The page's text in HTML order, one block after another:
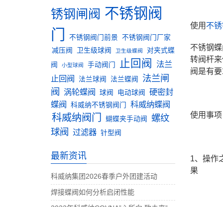
使用 不
不锈钢
转阀杆
阀是有
使用事项
1、操作
果
锈钢闸阀 不锈钢阀
门
不锈钢阀门前景 不锈钢阀门厂家
减压阀
卫生级球阀 卫生级蝶阀
对夹式蝶
阀
小型球阀 手动阀门 止回阀
法兰
止回阀
法兰球阀 法兰蝶阀
法兰闸
阀 涡轮蝶阀 球阀 电动球阀
硬密封
蝶阀
科威纳不锈钢阀门 科威纳蝶阀
科威纳阀门 蝴蝶夹手动阀
螺纹
球阀 过滤器 针型阀
最新资讯
科威纳集团2026春季户外团建活动
焊接蝶阀如何分析启闭性能